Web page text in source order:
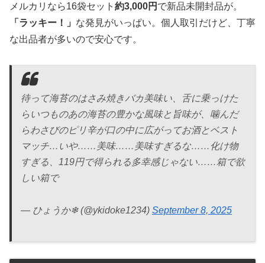
メルカリなら16袋セット 約3,000円 で新品未開封品が。
「ラッキー！」 な発見がいっぱい。個人取引だけど、丁寧
な出品者が多いので安心です。
待って海苔のはさみ焼きバカ美味い、舌に乗っけた
らいつものあの海苔の豊かな風味と旨味が、噛んだ
らわさびのピリ辛が口の中に広がってお酒とベスト
マッチ…いや……美味……美味すぎるな……化け物
すぎる、119円で得られる多幸感じゃない……箱で欲
しい箱で
— ひょうか❄ (@ykidoke1234) September 8, 2025